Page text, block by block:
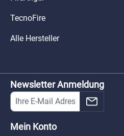
TecnoFire
Alle Hersteller
Newsletter Anmeldung
Mein Konto